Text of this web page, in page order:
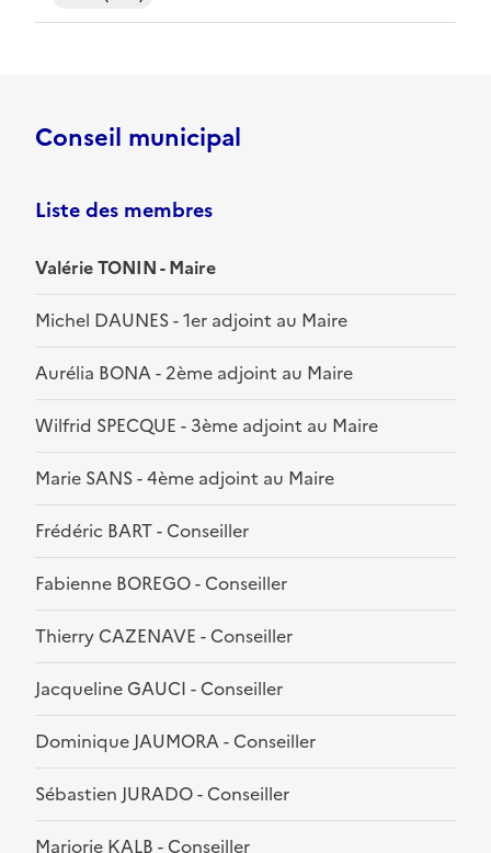
Conseil municipal
Liste des membres
Valérie TONIN - Maire
Michel DAUNES - 1er adjoint au Maire
Aurélia BONA - 2ème adjoint au Maire
Wilfrid SPECQUE - 3ème adjoint au Maire
Marie SANS - 4ème adjoint au Maire
Frédéric BART - Conseiller
Fabienne BOREGO - Conseiller
Thierry CAZENAVE - Conseiller
Jacqueline GAUCI - Conseiller
Dominique JAUMORA - Conseiller
Sébastien JURADO - Conseiller
Marjorie KALB - Conseiller